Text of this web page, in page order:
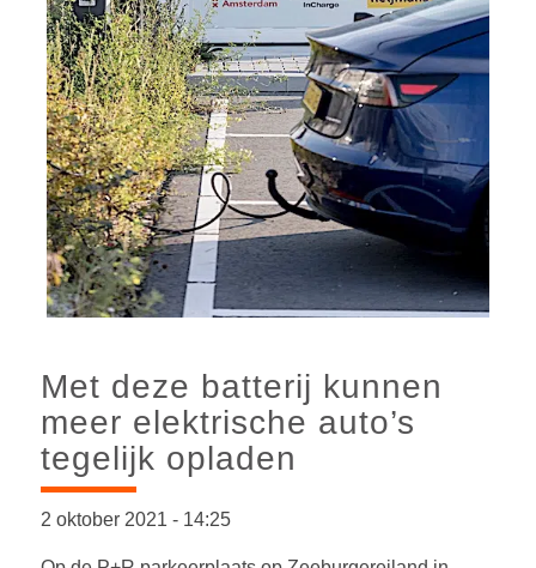
Met deze batterij kunnen
meer elektrische auto’s
tegelijk opladen
2 oktober 2021 -14:25